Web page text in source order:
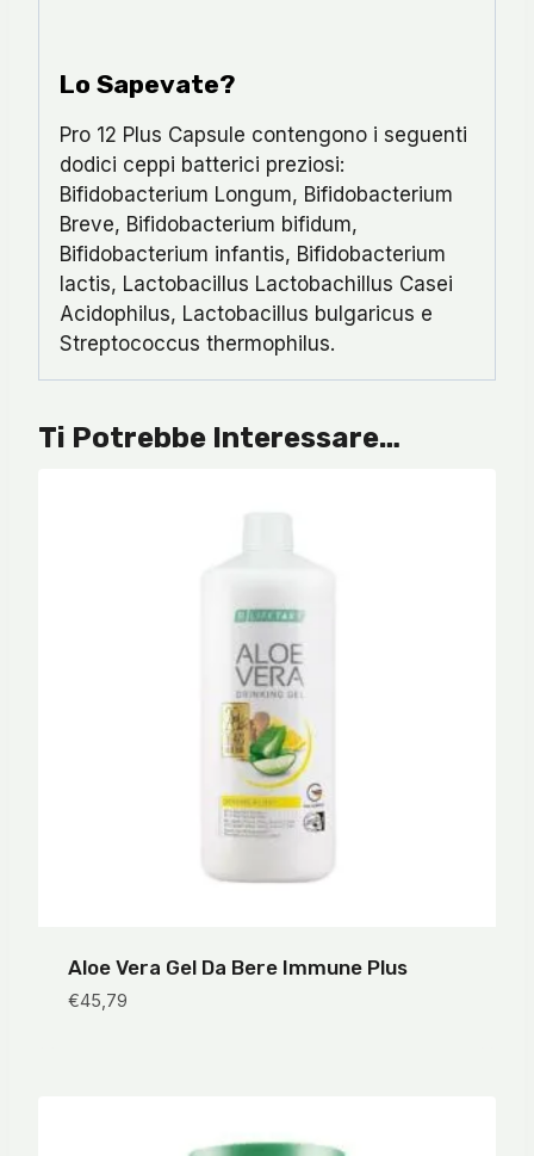
Lo Sapevate?
Pro 12 Plus Capsule contengono i seguenti
dodici ceppi batterici preziosi:
Bifidobacterium Longum, Bifidobacterium
Breve, Bifidobacterium bifidum,
Bifidobacterium infantis, Bifidobacterium
lactis, Lactobacillus Lactobachillus Casei
Acidophilus, Lactobacillus bulgaricus e
Streptococcus thermophilus.
Ti Potrebbe Interessare…
Aloe Vera Gel Da Bere Immune Plus
€45,79